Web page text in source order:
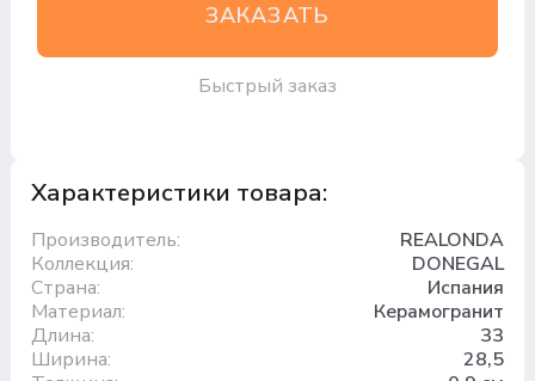
ЗАКАЗАТЬ
Быстрый заказ
Характеристики товара:
Производитель:
REALONDA
Коллекция:
DONEGAL
Страна:
Испания
Материал:
Керамогранит
Длина:
33
Ширина:
28,5